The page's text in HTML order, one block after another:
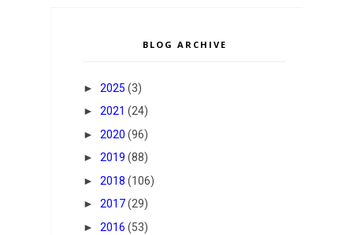
BLOG ARCHIVE
► 2025 (3)
► 2021 (24)
► 2020 (96)
► 2019 (88)
► 2018 (106)
► 2017(29)
► 2016 (53)